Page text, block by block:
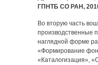
ГПНТБ СО РАН,
Во вторую часть
производственные
наглядной форме
«Формирование
«Каталогизация»,